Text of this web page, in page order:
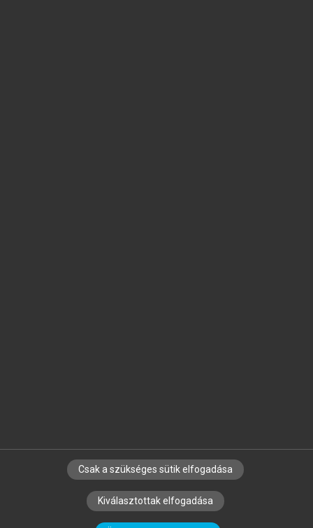
SZERZŐKNEK CÉGEKNEK KÖNYVTÁROSOKNAK
SZERKESZTÉSI ÉS LEKTORÁLÁSI ALAPELVEK
Csak a szükséges sütik elfogadása
Kiválasztottak elfogadása